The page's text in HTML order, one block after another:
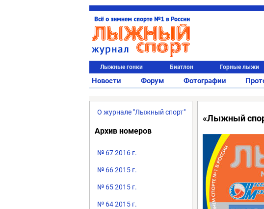
Лыжные гонки Биатлон Горные лыжи
Новости Форум Фотографии
О журнале "Лыжный спорт"
Архив номеров
№ 67 2016 г.
№ 66 2015 г.
№ 65 2015 г.
№ 64 2015 г.
«Лыжный